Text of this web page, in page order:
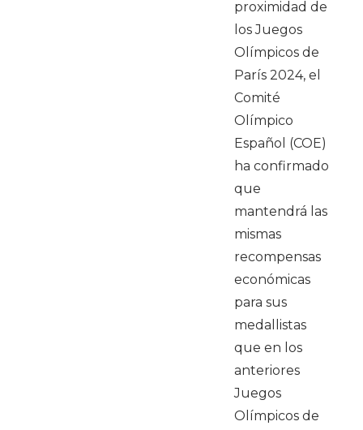
proximidad de
los Juegos
Olímpicos de
París 2024, el
Comité
Olímpico
Español (COE)
ha confirmado
que
mantendrá las
mismas
recompensas
económicas
para sus
medallistas
que en los
anteriores
Juegos
Olímpicos de